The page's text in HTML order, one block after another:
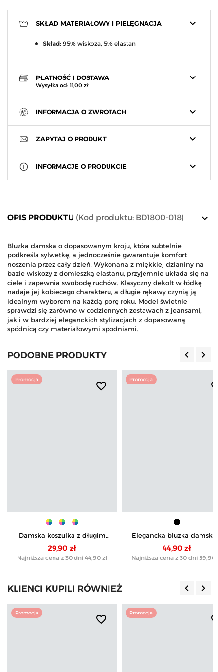
keyboard_arrow_down
SKŁAD MATERIAŁOWY I PIELĘGNACJA
Skład: 95% wiskoza, 5% elastan
keyboard_arrow_down
PŁATNOŚĆ I DOSTAWA
Wysyłka od: 11,00 zł
keyboard_arrow_down
INFORMACJA O ZWROTACH
keyboard_arrow_down
ZAPYTAJ O PRODUKT
keyboard_arrow_down
INFORMACJE O PRODUKCIE
keyboard_arrow_down
OPIS PRODUKTU (Kod produktu: BD1800-018)
Bluzka damska o dopasowanym kroju, która subtelnie
podkreśla sylwetkę, a jednocześnie gwarantuje komfort
noszenia przez cały dzień. Wykonana z miękkiej dzianiny na
bazie wiskozy z domieszką elastanu, przyjemnie układa się na
ciele i zapewnia swobodę ruchów. Klasyczny dekolt w łódkę
nadaje jej kobiecego charakteru, a długie rękawy czynią ją
idealnym wyborem na każdą porę roku. Model świetnie
sprawdzi się zarówno w codziennych zestawach z jeansami,
jak i w bardziej eleganckich stylizacjach z dopasowaną
spódnicą czy materiałowymi spodniami.
PODOBNE PRODUKTY keyboard_arrow_left keyboard_arrow_right
Promocja
favorite_border
Damska koszulka z długim
rękawem w paski z bawełny
29,90 zł
Najniższa cena z 30 dni 44,90 zł
Promocja
Elegancka bluzka damska
siateczkowymi
44,90 zł
Najniższa cena z 30 dni 59,90
KLIENCI KUPILI RÓWNIEŻ keyboard_arrow_left keyboard_arrow_right
Promocja
favorite_border
Promocja